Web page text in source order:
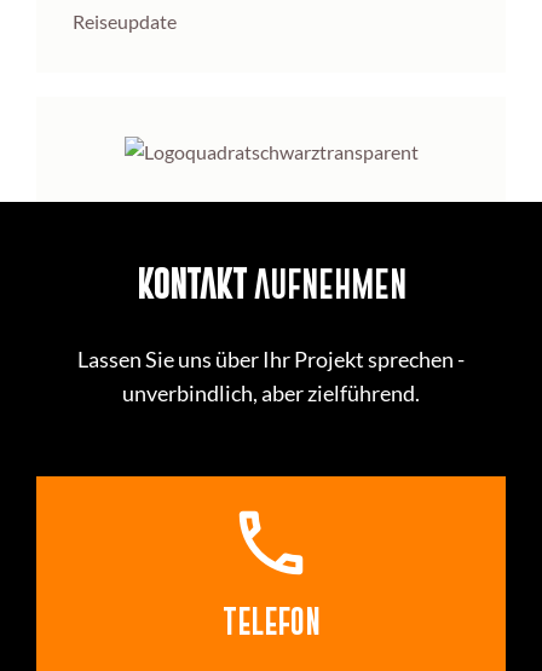
Reiseupdate
KONTAKTAUFNEHMEN
Lassen Sie uns über Ihr Projekt sprechen -
unverbindlich, aber zielführend.
call
TELEFON